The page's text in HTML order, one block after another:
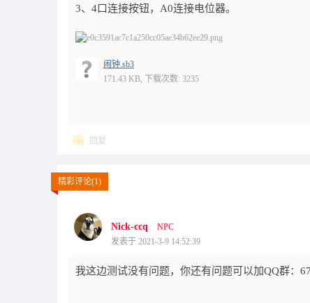
3、4口连接按钮，A0连接电位器。
闹钟.sb3
171.43 KB, 下载次数: 3235
回复
精彩评论(1)
Nick-ccq
NPC
发表于 2021-3-9 14:52:39
我这边测试没有问题，你还有问题可以加QQ群：